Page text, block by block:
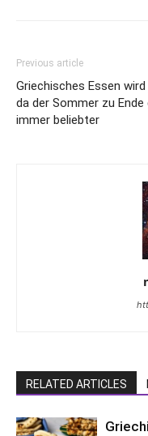
Previous article
Griechisches Essen
da der Sommer zu Ende
immer beliebter
RELATED ARTICLES